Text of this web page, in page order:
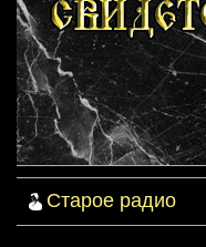
Старое радио